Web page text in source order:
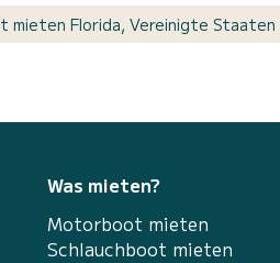
mieten Florida, Vereinigte
Was mieten?
Motorboot mieten
Schlauchboot mieten